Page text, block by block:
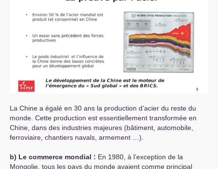
La Chine a égalé en 30 ans la production d’acier du reste du
monde. Cette production est essentiellement transformée en
Chine, dans des industries majeures (bâtiment, automobile,
ferroviaire, chantiers navals, armement …).
b) Le commerce mondial : En 1980, à l’exception de la
Mongolie, tous les pays du monde avaient comme principal